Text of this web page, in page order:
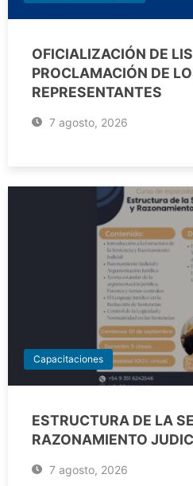
OFICIALIZACIÓN DE
PROCLAMACIÓN DE
REPRESENTANTES
7 agosto, 2026
Capacitaciones
ESTRUCTURA DE LA
RAZONAMIENTO
7 agosto, 2026